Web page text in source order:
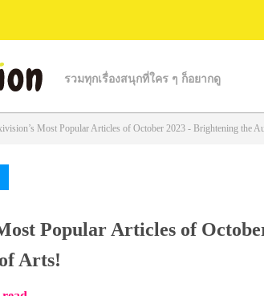
รวมทุกเรื่องสนุกที่ใคร ๆ ก็อยากดู
Most Popular Articles of October 2023 - Brightening the
Popular Articles of
Arts!